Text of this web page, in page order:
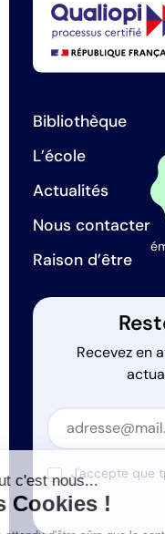
Bibliothèque
L’école
Actualités
Nous contacter
Raison d’être
Recevez en
Section
Section
J'accepte que
Salut c'est nous...
les Cookies !